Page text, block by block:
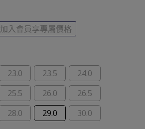
加入會員享專屬價格
23.0 23.5
24.0
25.5 26.0
26.5
28.0 29.0 30.0